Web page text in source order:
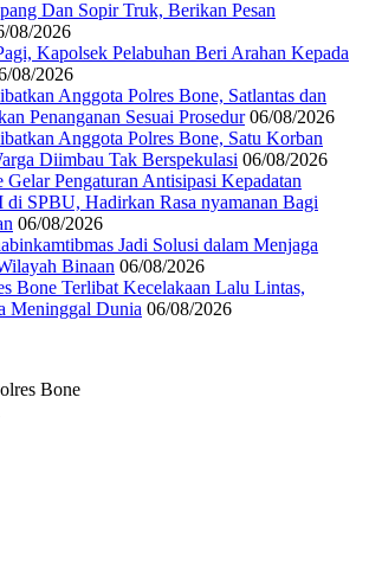
Dan Sopir Truk, Berikan Pesan
08/2026
Kapolsek Pelabuhan Beri Arahan Kepada
08/2026
Anggota Polres Bone, Satlantas dan
Penanganan Sesuai Prosedur 06/08/2026
Anggota Polres Bone, Satu Korban
Diimbau Tak Berspekulasi 06/08/2026
Gelar Pengaturan Antisipasi Kepadatan
SPBU, Hadirkan Rasa nyamanan Bagi
06/08/2026
Jadi Solusi dalam Menjaga
Binaan 06/08/2026
Bone Terlibat Kecelakaan Lalu Lintas,
Meninggal Dunia 06/08/2026
Bone